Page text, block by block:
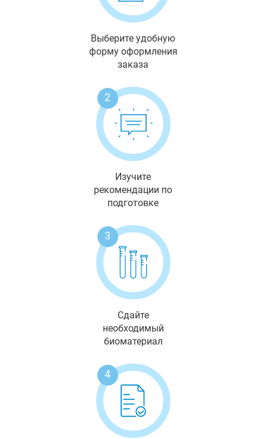
Выберите удобную
форму оформления
заказа
2
Изучите
рекомендации по
подготовке
3
Сдайте
необходимый
биоматериал
4